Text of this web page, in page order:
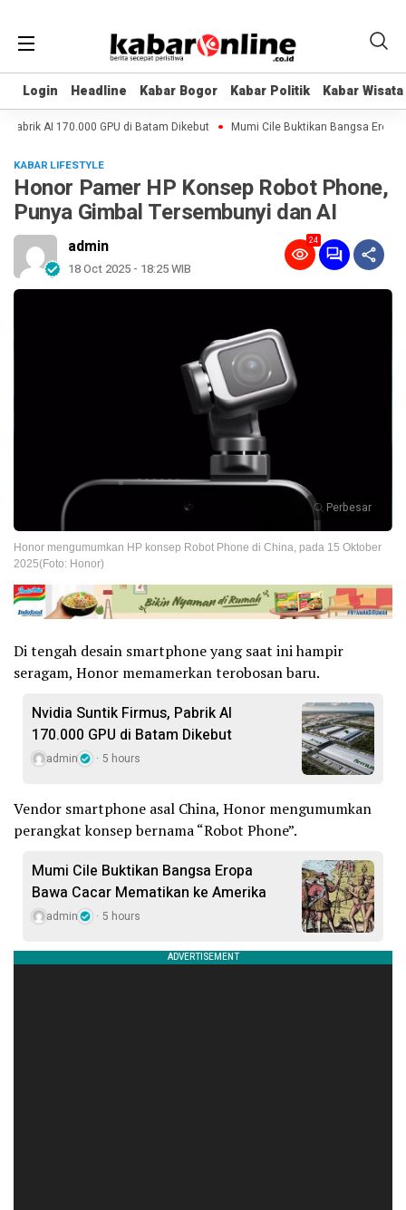
Login Headline Kabar Bogor Kabar Politik Kabar Wisata
Login Headline Kabar Bogor Kabar Politik Kabar Wisata
AI 170.000 GPU di Batam Dikebut Mumi Cile Buktikan Bangsa Eropa
KABAR LIFESTYLE
Honor Pamer HP Konsep Robot Phone,
Punya Gimbal Tersembunyi dan AI
admin
18 Oct 2025 - 18:25 WIB
24
Perbesar
Honor mengumumkan HP konsep Robot Phone di China, pada 15 Oktober
2025(Foto: Honor)
Di tengah desain smartphone yang saat ini hampir
seragam, Honor memamerkan terobosan baru.
Nvidia Suntik Firmus, Pabrik AI
170.000 GPU di Batam Dikebut
admin 5 hours
Vendor smartphone asal China, Honor mengumumkan
perangkat konsep bernama “Robot Phone”.
Mumi Cile Buktikan Bangsa Eropa
Bawa Cacar Mematikan ke Amerika
admin 5 hours